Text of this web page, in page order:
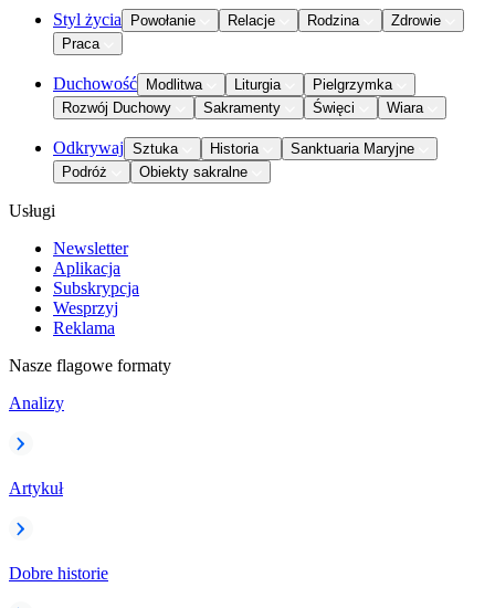
Styl życia Powołanie Relacje Rodzina
Zdrowie
Praca
Duchowość Modlitwa Liturgia
Pielgrzymka
Rozwój Duchowy
Sakramenty Święci Wiara
Odkrywaj Sztuka Historia
Sanktuaria Maryjne
Podróż
Obiekty sakralne
Usługi
Newsletter
Aplikacja
Subskrypcja
Wesprzyj
Reklama
Nasze flagowe formaty
Analizy
Artykuł
Dobre historie